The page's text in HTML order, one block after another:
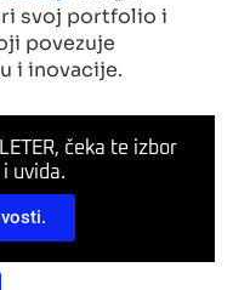
svoj portfolio i
povezuje
i inovacije.
čeka te izbor
uvida.